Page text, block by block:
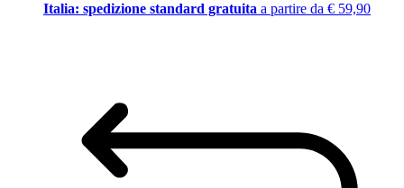
Italia: spedizione standard gratuita a partire da € 59,90